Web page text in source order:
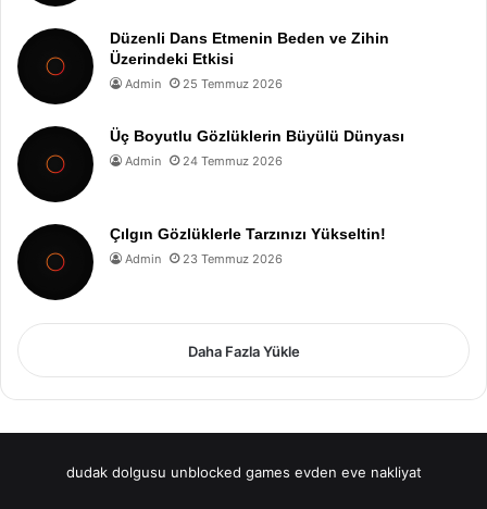
Düzenli Dans Etmenin Beden ve Zihin
Üzerindeki Etkisi
Admin 25 Temmuz 2026
Üç Boyutlu Gözlüklerin Büyülü Dünyası
Admin 24 Temmuz 2026
Çılgın Gözlüklerle Tarzınızı Yükseltin!
Admin 23 Temmuz 2026
Daha Fazla Yükle
dudak dolgusu unblocked games evden eve nakliyat